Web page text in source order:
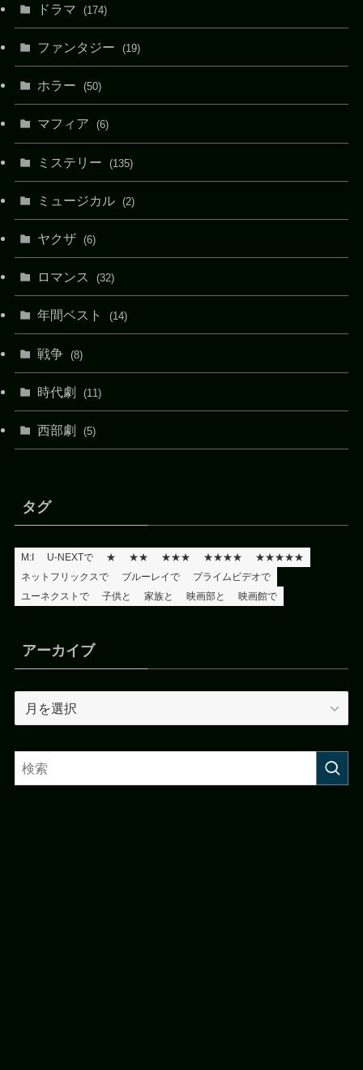
ドラマ (174)
ファンタジー (19)
ホラー (50)
マフィア (6)
ミステリー (135)
ミュージカル (2)
ヤクザ (6)
ロマンス (32)
年間ベスト (14)
戦争 (8)
時代劇 (11)
西部劇 (5)
タグ
M:I U-NEXTで ★ ★★ ★★★ ★★★★
★★★★★
ネットフリックスで
ブルーレイで
プライムビデオで
ユーネクストで
子供と 家族と 映画部と 映画館で
アーカイブ
ー
イ
ブ